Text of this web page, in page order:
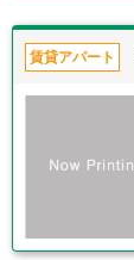
賃貸アパート